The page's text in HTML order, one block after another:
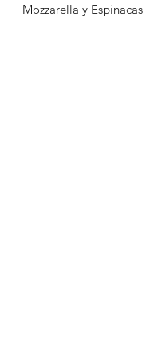
Mozzarella y Espinacas